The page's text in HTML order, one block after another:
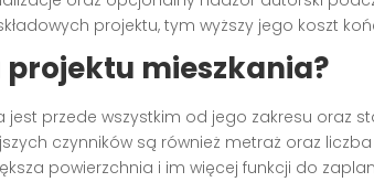
projektu, tym wyższy jego koszt
projektu mieszkania?
jest przede wszystkim od jego zakresu oraz
czynników są również metraż oraz
powierzchnia i im więcej funkcji do